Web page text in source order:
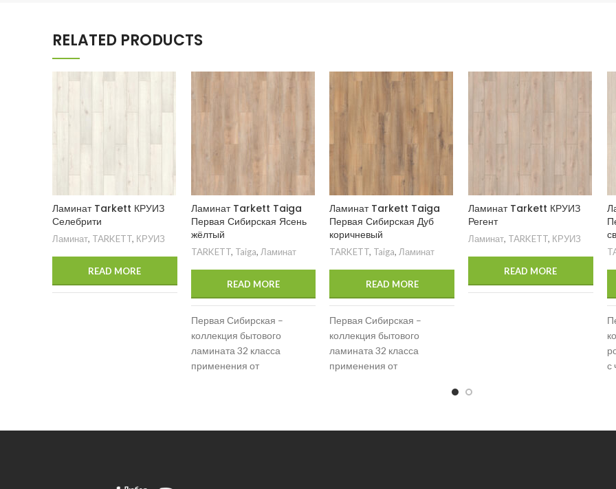
RELATED PRODUCTS
Ламинат Tarkett КРУИЗ
Селебрити
Ламинат, TARKETT, КРУИЗ
READ MORE
Ламинат Tarkett Taiga
Первая Сибирская Ясень
жёлтый
TARKETT, Taiga, Ламинат
READ MORE
Первая Сибирская –
коллекция бытового
ламината 32 класса
применения от
Ламинат Tarkett Taiga
Первая Сибирская Дуб
коричневый
TARKETT, Taiga, Ламинат
READ MORE
Первая Сибирская –
коллекция бытового
ламината 32 класса
применения от
Ламинат Tarkett КРУИЗ
Регент
Ламинат, TARKETT, КРУИЗ
READ MORE
с